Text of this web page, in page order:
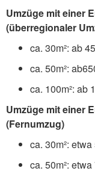
Umzüge mit einer
(überregionaler
ca. 30m²: ab
ca. 50m²:
ca. 100m²: ab
Umzüge mit einer
(Fernumzug)
ca. 30m²:
ca. 50m²: